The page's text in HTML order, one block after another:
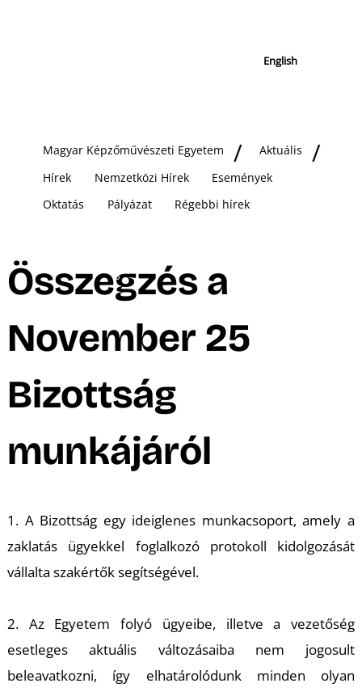
English
Magyar Képzőművészeti Egyetem
Aktuális
Hírek
Nemzetközi Hírek
Események
Oktatás
Pályázat Régebbi hírek
Összegzés a
November 25
Bizottság
munkájáról
1. A Bizottság egy ideiglenes munkacsoport, amely a
zaklatás ügyekkel foglalkozó protokoll kidolgozását
vállalta szakértők segítségével.
2. Az Egyetem folyó ügyeibe, illetve a vezetőség
esetleges aktuális változásaiba nem jogosult
beleavatkozni, így elhatárolódunk minden olyan